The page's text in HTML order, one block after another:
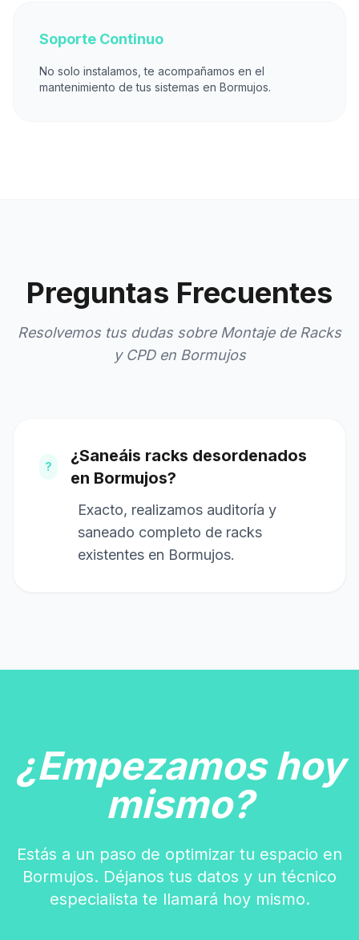
Soporte Continuo
No solo instalamos, te acompañamos en el
mantenimiento de tus sistemas en Bormujos.
Preguntas Frecuentes
Resolvemos tus dudas sobre Montaje de Racks
y CPD en Bormujos
?
¿Saneáis racks desordenados
en Bormujos?
Exacto, realizamos auditoría y
saneado completo de racks
existentes en Bormujos.
¿Empezamos hoy
mismo?
Estás a un paso de optimizar tu espacio en
Bormujos. Déjanos tus datos y un técnico
especialista te llamará hoy mismo.